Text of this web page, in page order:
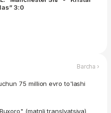
3:0
Barcha ›
75 million evro to'lashi
(matnli translyatsiya)